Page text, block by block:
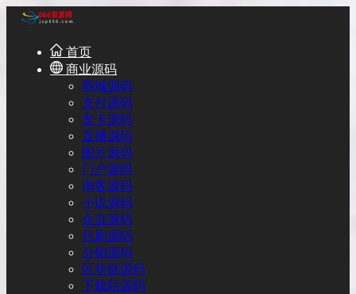
首页
商业源码
商城源码
支付源码
发卡源码
直播源码
图片源码
门户源码
淘客源码
小说源码
企业源码
代刷源码
分销源码
区块链源码
下载站源码